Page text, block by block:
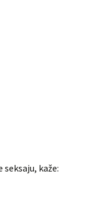
seksaju, kaže: